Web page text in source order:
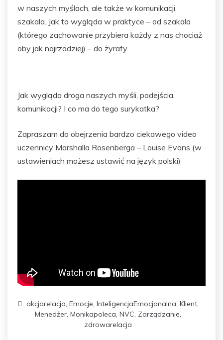
w naszych myślach, ale także w komunikacji
szakala. Jak to wygląda w praktyce – od szakala
(którego zachowanie przybiera każdy z nas chociaż
oby jak najrzadziej) – do żyrafy.
Jak wygląda droga naszych myśli, podejścia,
komunikacji? I co ma do tego surykatka?
Zapraszam do obejrzenia bardzo ciekawego video
uczennicy Marshalla Rosenberga – Louise Evans (w
ustawieniach możesz ustawić na język polski)
akcjarelacja, Emocje, InteligencjaEmocjonalna, Klient,
Menedżer, Monikapoleca, NVC, Zarządzanie,
zdrowarelacja